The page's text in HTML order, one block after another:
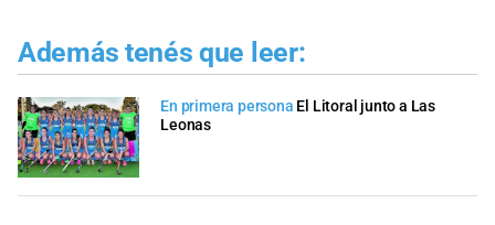
Además tenés que leer:
En primera persona El Litoral junto a Las
Leonas